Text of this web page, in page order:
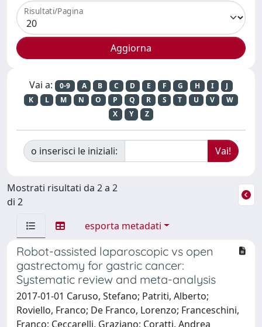
Risultati/Pagina
Vai a: 0-9 A B C D E F G H I
J
K
L M N O P Q R S T U V
W
X
Y Z
o inserisci le iniziali:
Mostrati risultati da 2 a 2
di 2
esporta metadati
Robot-assisted laparoscopic vs open
gastrectomy for gastric cancer:
Systematic review and meta-analysis
2017-01-01 Caruso, Stefano; Patriti, Alberto;
Roviello, Franco; De Franco, Lorenzo; Franceschini,
Franco; Ceccarelli, Graziano; Coratti, Andrea